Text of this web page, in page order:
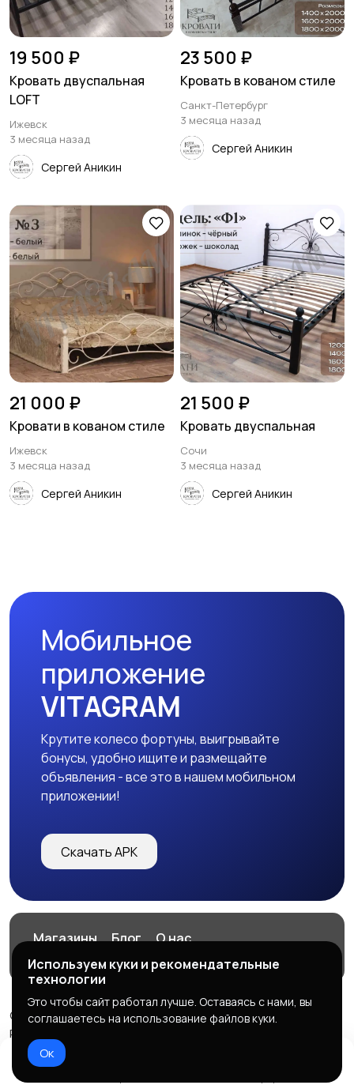
19 500 ₽
Кровать двуспальная
LOFT
Ижевск
3 месяца назад
Сергей Аникин
23 500 ₽
Кровать в кованом стиле
Санкт-Петербург
3 месяца назад
Сергей Аникин
21 000 ₽
Кровати в кованом стиле
Ижевск
3 месяца назад
Сергей Аникин
21 500 ₽
Кровать двуспальная
Сочи
3 месяца назад
Сергей Аникин
Мобильное
приложение
VITAGRAM
Крутите колесо фортуны, выигрывайте
бонусы, удобно ищите и размещайте
объявления - все это в нашем мобильном
приложении!
Скачать APK
Магазины Блог
О нас
Служба поддержки
© 2026 VITAGRAM
Powered by LennoX PRO
Правила сервиса
Используем куки и рекомендательные
технологии
Это чтобы сайт работал лучше. Оставаясь с нами, вы
соглашаетесь на использование файлов куки.
Ок